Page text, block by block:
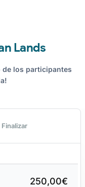
Lands
de los participantes
Finalizar
250,00€